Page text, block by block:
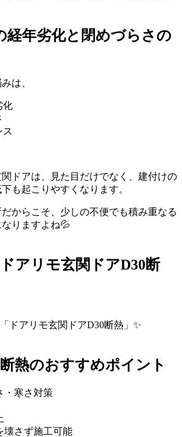
経年劣化と閉めづらさの
は、
化
ス
ドアは、見た目だけでなく、建付けの
も起こりやすくなります。
からこそ、少しの不便でも積み重なる
りますよね💦
アリモ玄関ドアD30断
ドアリモ玄関ドアD30断熱」✨
断熱のおすすめポイント
・寒さ対策
壊さず施工可能